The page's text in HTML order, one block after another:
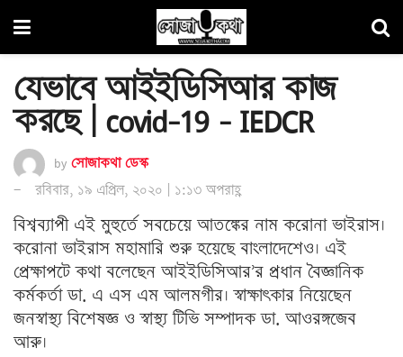
যেভাবে আইইডিসিআর কাজ
করছে | covid-19 – IEDCR
by সোজাকথা ডেস্ক
রবিবার, ১৯ এপ্রিল, ২০২০ | ১:১৩ অপরাহ্ণ
বিশ্বব্যাপী এই মুহুর্তে সবচেয়ে আতঙ্কের নাম করোনা ভাইরাস।
করোনা ভাইরাস মহামারি শুরু হয়েছে বাংলাদেশেও। এই
প্রেক্ষাপটে কথা বলেছেন আইইডিসিআর’র প্রধান বৈজ্ঞানিক
কর্মকর্তা ডা. এ এস এম আলমগীর। স্বাক্ষাৎকার নিয়েছেন
জনস্বাস্থ্য বিশেষজ্ঞ ও স্বাস্থ্য টিভি সম্পাদক ডা. আওরঙ্গজেব
আরু।